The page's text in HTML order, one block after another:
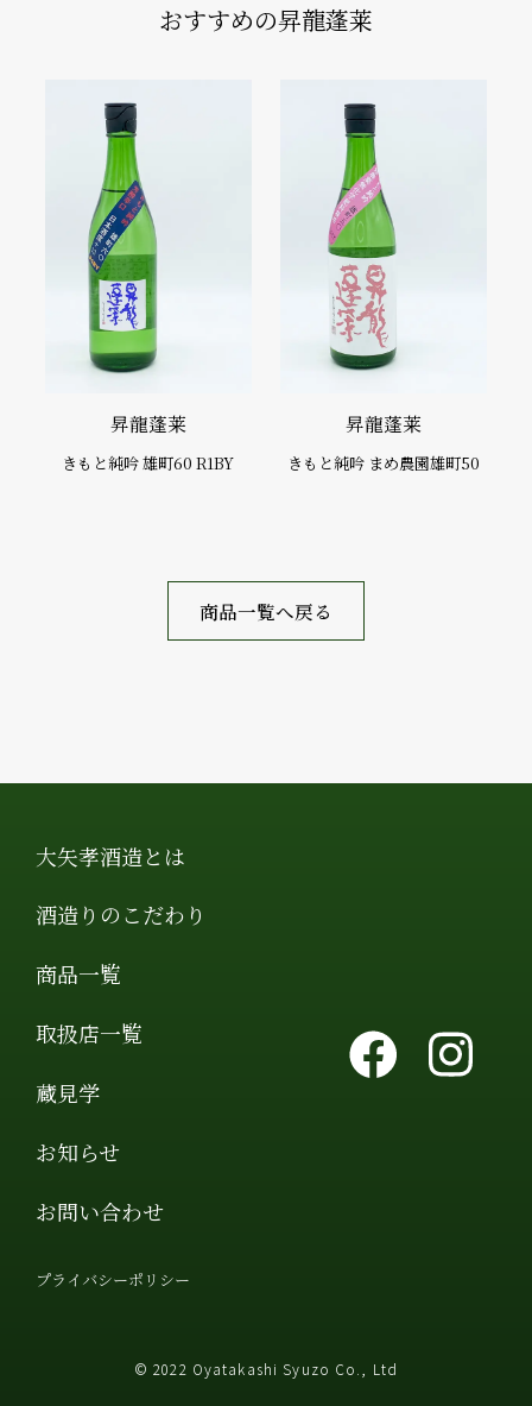
おすすめの昇龍蓬莱
昇龍蓬莱
きもと純吟 雄町60 R1BY
昇龍蓬莱
きもと純吟 まめ農園雄町50
商品一覧へ戻る
大矢孝酒造とは
酒造りのこだわり
商品一覧
取扱店一覧
蔵見学
お知らせ
お問い合わせ
プライバシーポリシー
© 2022 Oyatakashi Syuzo Co., Ltd